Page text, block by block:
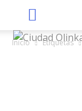
Inicio Etiquetas